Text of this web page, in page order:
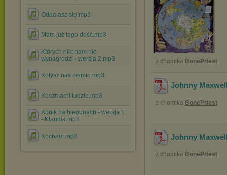
Oddalasz się.mp3
Mam już tego dość.mp3
Których nikt nam nie
wynagrodzi - wersja 2.mp3
Kołysz nas ziemio.mp3
Koszmarni ludzie.mp3
Konik na biegunach - wersja 1
- Klaudia.mp3
Kocham.mp3
z chomika BonePriest
Johnny
z chomika BonePriest
Johnny
z chomika BonePriest